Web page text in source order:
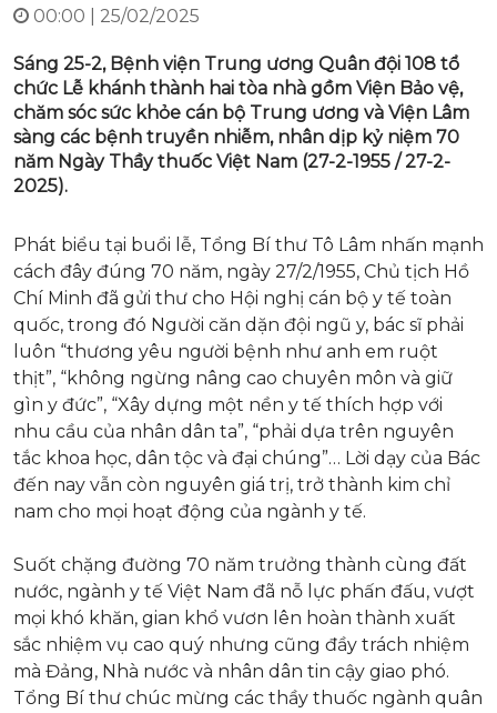
00:00 | 25/02/2025
Sáng 25-2, Bệnh viện Trung ương Quân đội 108 tổ
chức Lễ khánh thành hai tòa nhà gồm Viện Bảo vệ,
chăm sóc sức khỏe cán bộ Trung ương và Viện Lâm
sàng các bệnh truyền nhiễm, nhân dịp kỷ niệm 70
năm Ngày Thầy thuốc Việt Nam (27-2-1955 / 27-2-
2025).
Phát biểu tại buổi lễ, Tổng Bí thư Tô Lâm nhấn mạnh
cách đây đúng 70 năm, ngày 27/2/1955, Chủ tịch Hồ
Chí Minh đã gửi thư cho Hội nghị cán bộ y tế toàn
quốc, trong đó Người căn dặn đội ngũ y, bác sĩ phải
luôn “thương yêu người bệnh như anh em ruột
thịt”, “không ngừng nâng cao chuyên môn và giữ
gìn y đức”, “Xây dựng một nền y tế thích hợp với
nhu cầu của nhân dân ta”, “phải dựa trên nguyên
tắc khoa học, dân tộc và đại chúng”… Lời dạy của Bác
đến nay vẫn còn nguyên giá trị, trở thành kim chỉ
nam cho mọi hoạt động của ngành y tế.
Suốt chặng đường 70 năm trưởng thành cùng đất
nước, ngành y tế Việt Nam đã nỗ lực phấn đấu, vượt
mọi khó khăn, gian khổ vươn lên hoàn thành xuất
sắc nhiệm vụ cao quý nhưng cũng đầy trách nhiệm
mà Đảng, Nhà nước và nhân dân tin cậy giao phó.
Tổng Bí thư chúc mừng các thầy thuốc ngành quân